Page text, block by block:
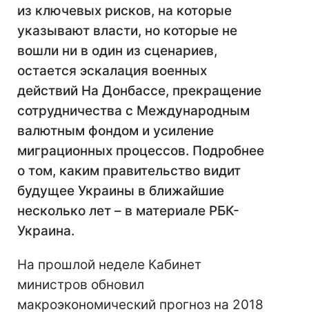
из ключевых рисков, на которые
указывают власти, но которые не
вошли ни в один из сценариев,
остается эскалация военных
действий На Донбассе, прекращение
сотрудничества с Международным
валютным фондом и усиление
миграционных процессов. Подробнее
о том, каким правительство видит
будущее Украины в ближайшие
несколько лет – в материале РБК-
Украина.
На прошлой неделе Кабинет
министров обновил
макроэкономический прогноз на 2018